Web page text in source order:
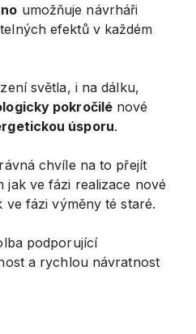
umožňuje návrháři
efektů v každém
světla, i na dálku,
pokročilé nové
úsporu.
chvíle na to přejít
jak ve fázi realizace nové
ve fázi výměny té staré.
podporující
a rychlou návratnost